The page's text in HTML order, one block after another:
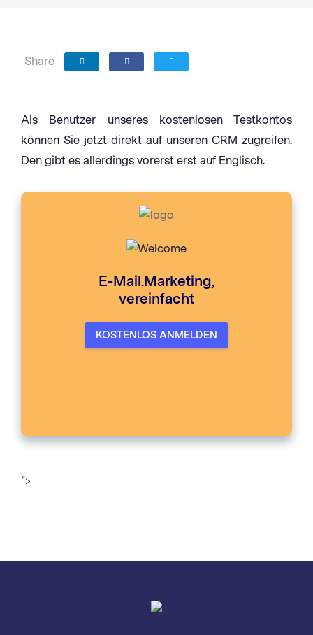
Share
Als Benutzer unseres kostenlosen Testkontos
können Sie jetzt direkt auf unseren CRM zugreifen.
Den gibt es allerdings vorerst erst auf Englisch.
E-Mail.Marketing,
vereinfacht
KOSTENLOS ANMELDEN
">